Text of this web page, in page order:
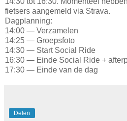
fietsers aangemeld via Strava.
Dagplanning:
14:00 — Verzamelen
14:25 — Groepsfoto
14:30 — Start Social Ride
16:30 — Einde Social Ride +
17:30 — Einde van de dag
Delen